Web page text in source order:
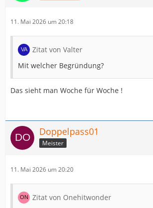
11. Mai 2026 um 20:18
Zitat von Valter
Mit welcher Begründung?
Das sieht man Woche für Woche !
Doppelpass01
Meister
11. Mai 2026 um 20:20
Zitat von Onehitwonder